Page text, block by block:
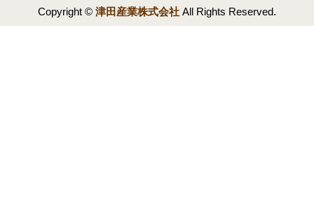
Copyright © 津田産業株式会社 All Rights Reserved.